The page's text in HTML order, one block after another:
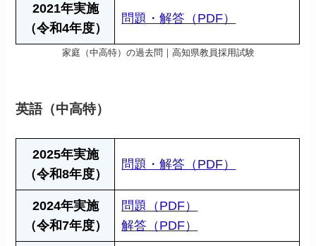
2021年実施
（令和4年度）
問題・解答（PDF）
家庭（中高特）の過去問｜高知県教員採用試験
英語（中高特）
2025年実施
（令和8年度）
問題・解答（PDF）
2024年実施
（令和7年度）
問題（PDF）
解答（PDF）